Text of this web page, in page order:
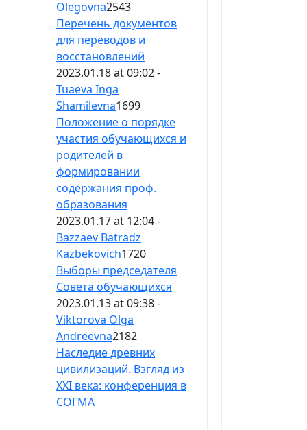
Olegovna2543
Перечень документов
для переводов и
восстановлений
2023.01.18 at 09:02 -
Tuaeva Inga
Shamilevna1699
Положение о порядке
участия обучающихся и
родителей в
формировании
содержания проф.
образования
2023.01.17 at 12:04 -
Bazzaev Batradz
Kazbekovich1720
Выборы председателя
Совета обучающихся
2023.01.13 at 09:38 -
Viktorova Olga
Andreevna2182
Наследие древних
цивилизаций. Взгляд из
XXI века: конференция в
СОГМА